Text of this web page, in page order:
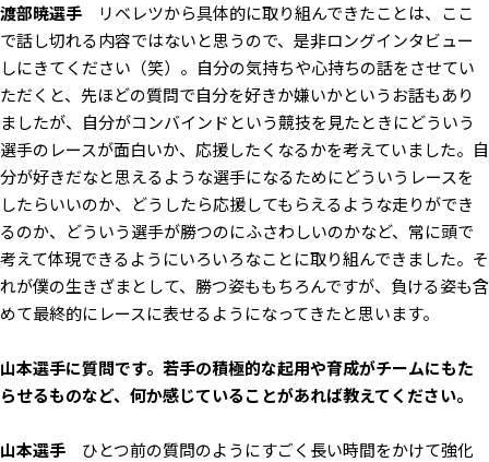
渡部暁選手 リベレツから具体的に取り組んできたことは、ここ
で話し切れる内容ではないと思うので、是非ロングインタビュー
しにきてください（笑）。自分の気持ちや心持ちの話をさせてい
ただくと、先ほどの質問で自分を好きか嫌いかというお話もあり
ましたが、自分がコンバインドという競技を見たときにどういう
選手のレースが面白いか、応援したくなるかを考えていました。自
分が好きだなと思えるような選手になるためにどういうレースを
したらいいのか、どうしたら応援してもらえるような走りができ
るのか、どういう選手が勝つのにふさわしいのかなど、常に頭で
考えて体現できるようにいろいろなことに取り組んできました。そ
れが僕の生きざまとして、勝つ姿ももちろんですが、負ける姿も含
めて最終的にレースに表せるようになってきたと思います。
――山本選手に質問です。若手の積極的な起用や育成がチームにもた
らせるものなど、何か感じていることがあれば教えてください。
山本選手 ひとつ前の質問のようにすごく長い時間をかけて強化